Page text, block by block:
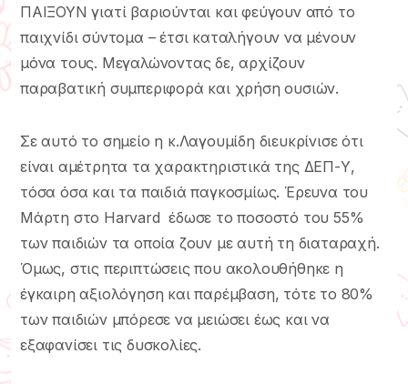
ΠΑΙΞΟΥΝ γιατί βαριούνται και φεύγουν από το
παιχνίδι σύντομα – έτσι καταλήγουν να μένουν
μόνα τους. Μεγαλώνοντας δε, αρχίζουν
παραβατική συμπεριφορά και χρήση ουσιών.
Σε αυτό το σημείο η κ.Λαγουμίδη διευκρίνισε ότι
είναι αμέτρητα τα χαρακτηριστικά της ΔΕΠ-Υ,
τόσα όσα και τα παιδιά παγκοσμίως. Έρευνα του
Μάρτη στο Harvard έδωσε το ποσοστό του 55%
των παιδιών τα οποία ζουν με αυτή τη διαταραχή.
Όμως, στις περιπτώσεις που ακολουθήθηκε η
έγκαιρη αξιολόγηση και παρέμβαση, τότε το 80%
των παιδιών μπόρεσε να μειώσει έως και να
εξαφανίσει τις δυσκολίες.